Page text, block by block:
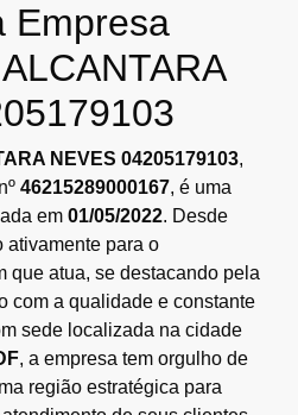
Empresa
NEVES 04205179103,
46215289000167, é uma
em 01/05/2022. Desde
ativamente para o
que atua, se destacando pela
com a qualidade e constante
sede localizada na cidade
, a empresa tem orgulho de
região estratégica para